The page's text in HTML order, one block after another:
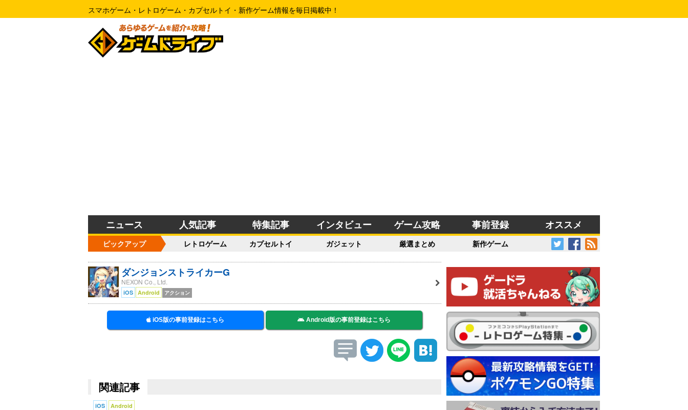
スマホゲーム・レトロゲーム・カプセルトイ・新作ゲーム情報を毎日掲載中！
ニュース 人気記事 特集記事 インタビュー ゲーム攻略 事前登録 オススメ
ピックアップ レトロゲーム カプセルトイ ガジェット 厳選まとめ 新作ゲーム
ダンジョンストライカーG
NEXON Co., Ltd.
iOS Android アクション
iOS版の事前登録はこちら Android版の事前登録はこちら
関連記事
iOS Android